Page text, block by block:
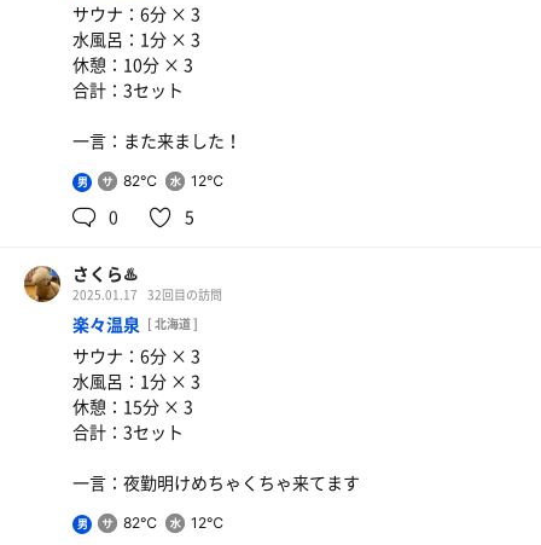
ソフトクリーム
うまし
サウナ：6分 × 3
水風呂：1分 × 3
休憩：10分 × 3
合計：3セット
一言：また来ました！
男 82℃ 12℃
0 5
さくら♨️
2025.01.17 32回目の訪問
楽々温泉 [ 北海道 ]
サウナ：6分 × 3
水風呂：1分 × 3
休憩：15分 × 3
合計：3セット
一言：夜勤明けめちゃくちゃ来てます
男 82℃ 12℃